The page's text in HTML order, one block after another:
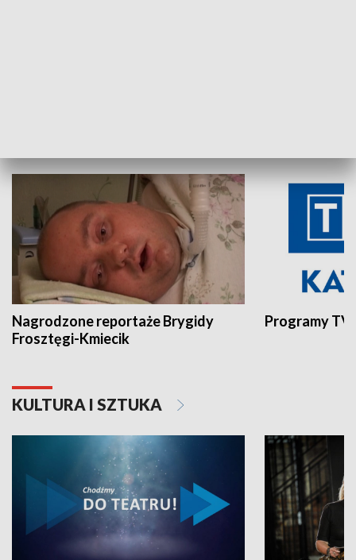
Nagrodzone reportaże Brygidy
Frosztęgi-Kmiecik
Programy
KULTURA I SZTUKA